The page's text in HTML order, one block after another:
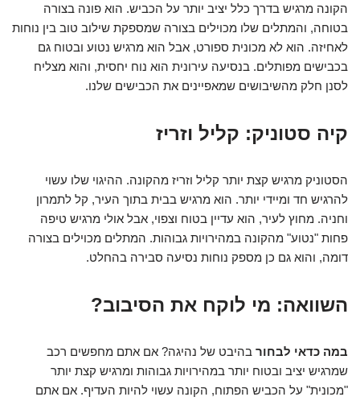
הקונה מרגיש בדרך כלל יציב יותר על הכביש. הוא פונה בצורה
בטוחה, והמתלים שלו מכוילים בצורה שמספקת שילוב טוב בין נוחות
לאחיזה. הוא לא מכונית ספורט, אבל הוא מרגיש נטוע ובטוח גם
בכבישים מפותלים. בנסיעה עירונית הוא נוח יחסית, והוא מצליח
לסנן חלק מהשיבושים שמאפיינים את הכבישים שלנו.
קיה סטוניק: קליל וזריז
הסטוניק מרגיש קצת יותר קליל וזריז מהקונה. ההיגוי שלו עשוי
להרגיש חד ומיידי יותר. הוא מרגיש בבית בתוך העיר, קל לתמרון
וחניה. מחוץ לעיר, הוא עדיין בטוח וצפוי, אבל אולי מרגיש טיפה
פחות "נטוע" מהקונה במהירויות גבוהות. המתלים מכוילים בצורה
דומה, והוא גם כן מספק נוחות נסיעה סבירה בהחלט.
השוואה: מי לוקח את הסיבוב?
במה כדאי לבחור בהיבט של נהיגה? אם אתם מחפשים רכב
שמרגיש יציב ובטוח יותר במהירויות גבוהות ומרגיש קצת יותר
"מכונית" על הכביש הפתוח, הקונה עשוי להיות העדיף. אם אתם